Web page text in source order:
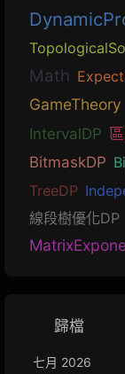
Math
GameTheory
IntervalDP
BitmaskDP
TreeDP
線段樹優化DP
歸檔
七月 2026